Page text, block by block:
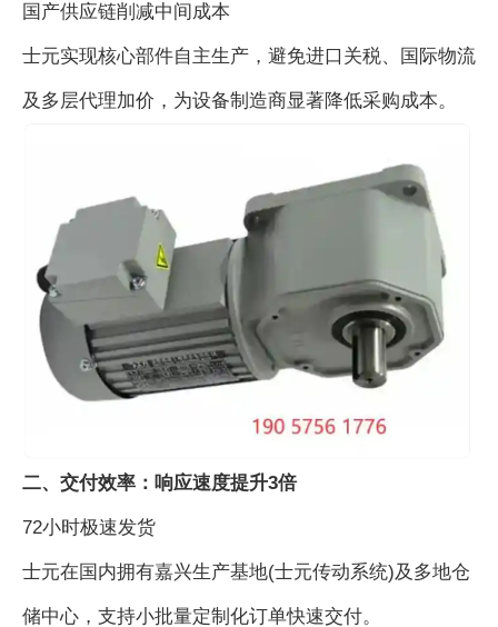
国产供应链削减中间成本
士元实现核心部件自主生产，避免进口关税、国际物流
及多层代理加价，为设备制造商显著降低采购成本。
二、交付效率：响应速度提升3倍
72小时极速发货
士元在国内拥有嘉兴生产基地(士元传动系统)及多地仓
储中心，支持小批量定制化订单快速交付。